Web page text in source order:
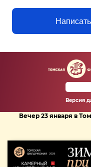
Написать
Версия
Вечер 23 января в